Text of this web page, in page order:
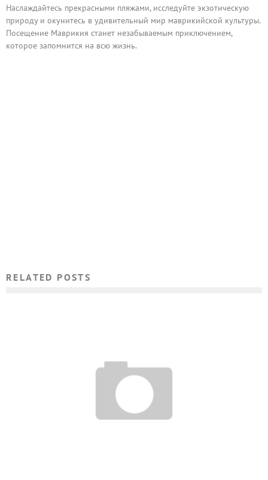
Наслаждайтесь прекрасными пляжами, исследуйте экзотическую
природу и окунитесь в удивительный мир маврикийской культуры.
Посещение Маврикия станет незабываемым приключением,
которое запомнится на всю жизнь.
RELATED POSTS